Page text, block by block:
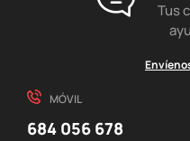
Tus
MÓVIL
684 056 678